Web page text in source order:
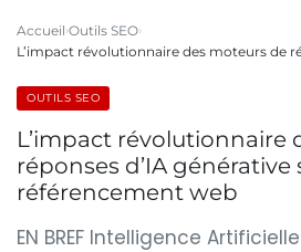
Accueil Outils SEO
L’impact révolutionnaire des moteurs de
OUTILS SEO
L’impact révolutionnaire
réponses d’IA générative
référencement web
EN BREF Intelligence